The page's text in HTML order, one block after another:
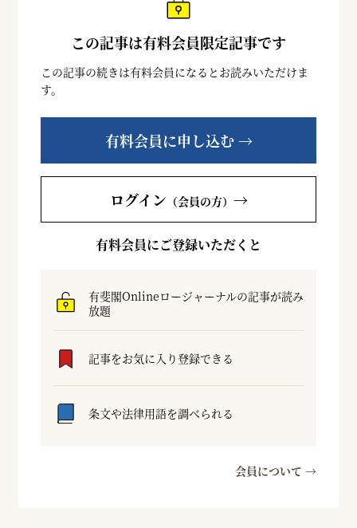
この記事は有料会員限定記事です
この記事の続きは有料会員になるとお読みいただけま
す。
有料会員に申し込む →
ログイン （会員の方） →
有料会員にご登録いただくと
有斐閣Onlineロージャーナルの記事が読み
放題
記事をお気に入り登録できる
条文や法律用語を調べられる
会員について →